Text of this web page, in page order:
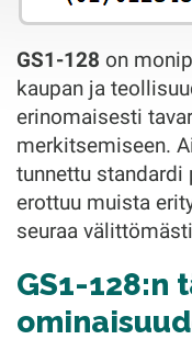
GS1-128 on
kaupan ja
erinomaisesti
merkitsemiseen.
tunnettu standardi
erottuu muista
seuraa
GS1-128:n